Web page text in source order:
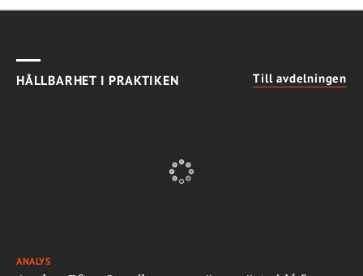
HÅLLBARHET I PRAKTIKEN Till avdelningen
ANALYS